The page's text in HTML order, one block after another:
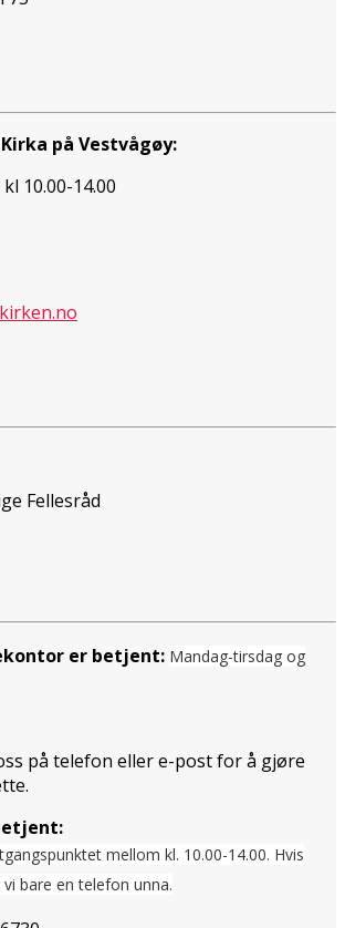
på Vestvågøy:
10.00-14.00
Fellesråd
er betjent: Mandag-tirsdag og
på telefon eller e-post for å gjøre
mellom kl. 10.00-14.00. Hvis
bare en telefon unna.